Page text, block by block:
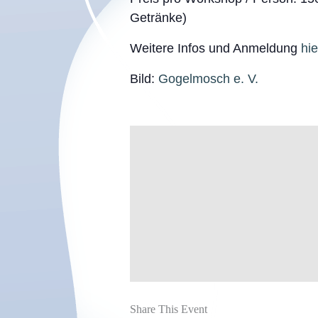
Getränke)
Weitere Infos und Anmeldung
Bild: Gogelmosch e. V.
Share This Event